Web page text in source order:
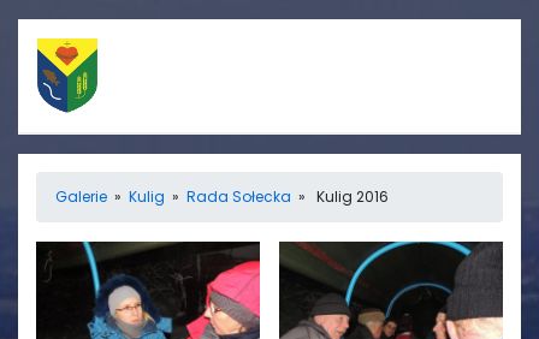
Straż Pożarna Informacje
Galerie » Kulig » Rada Sołecka » Kulig 2016